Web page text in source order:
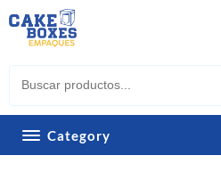
to
content
Category